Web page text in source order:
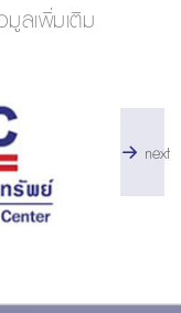
ลเพิ่มเติม
next